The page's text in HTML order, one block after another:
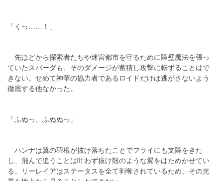
「くっ……！」
先ほどから探索者たちや迷宮都市を守るために障壁魔法を張っ
ていたスパーダも、そのダメージが蓄積し攻撃に転ずることはで
きない。せめて神華の協力者であるロイドだけは逃がさないよう
徹底する他なかった。
「ふぬっ、ふぬぬっ」
ハンナは翼の羽根が抜け落ちたことでフライにも支障をきた
し、飛んで追うことは叶わず抜け殻のような翼をはためかせてい
る。リーレイアはステータスを全て剥奪されているため、その光